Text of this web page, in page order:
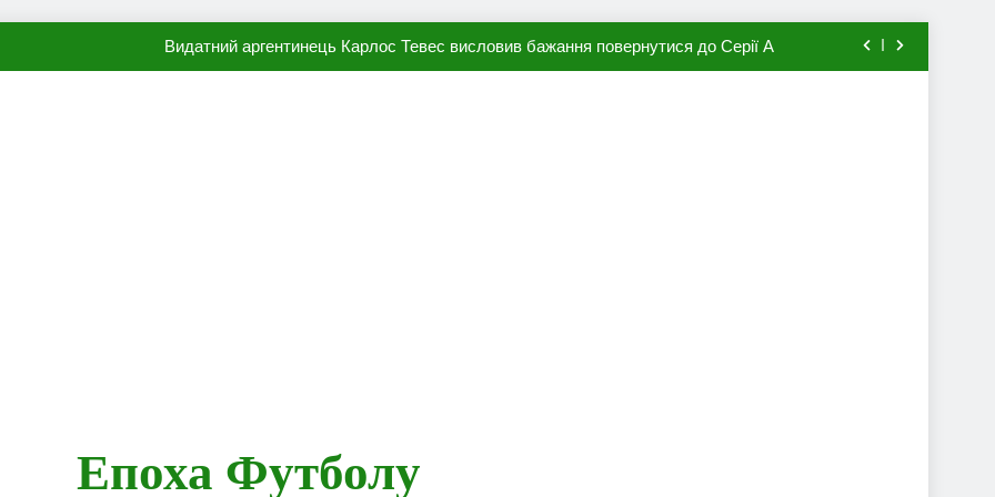
Видатний аргентинець Карлос Тевес висловив бажання повернутися до Серії А
Епоха Футболу